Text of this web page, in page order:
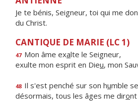
Je te bénis, Seigneur, toi qui me
du Christ.
CANTIQUE DE MARIE (LC 1)
47 Mon âme exalte le Seigneur,
exulte mon esprit en Dieu, mon
48 Il s'est penché sur son humble
désormais, tous les âges me diro